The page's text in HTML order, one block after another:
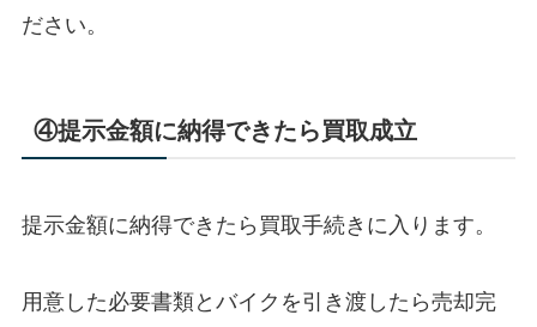
ださい。
④提示金額に納得できたら買取成立
提示金額に納得できたら買取手続きに入ります。
用意した必要書類とバイクを引き渡したら売却完